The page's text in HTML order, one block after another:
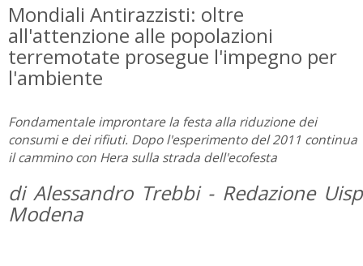
Mondiali Antirazzisti: oltre
all'attenzione alle popolazioni
terremotate prosegue l'impegno per
l'ambiente
Fondamentale improntare la festa alla riduzione dei
consumi e dei rifiuti. Dopo l'esperimento del 2011 continua
il cammino con Hera sulla strada dell'ecofesta
di Alessandro Trebbi - Redazione Uisp
Modena